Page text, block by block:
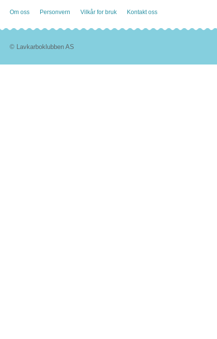
Om oss Personvern Vilkår for bruk Kontakt oss
© Lavkarboklubben AS